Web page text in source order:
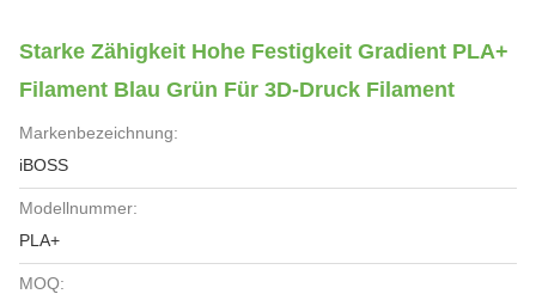
Starke Zähigkeit Hohe Festigkeit Gradient PLA+
Filament Blau Grün Für 3D-Druck Filament
Markenbezeichnung:
iBOSS
Modellnummer:
PLA+
MOQ: